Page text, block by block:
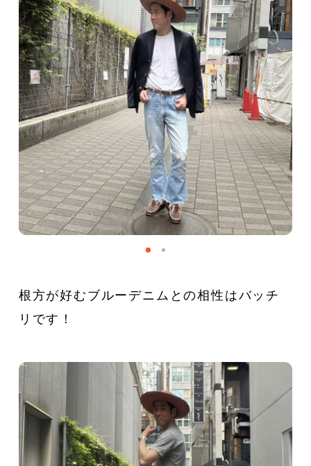
根方が好むブルーデニムとの相性はバッチ
リです！